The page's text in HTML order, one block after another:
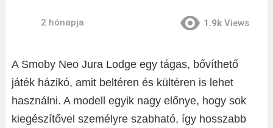
2 hónapja 1.9k Views
A Smoby Neo Jura Lodge egy tágas, bővíthető
játék házikó, amit beltéren és kültéren is lehet
használni. A modell egyik nagy előnye, hogy sok
kiegészítővel személyre szabható, így hosszabb